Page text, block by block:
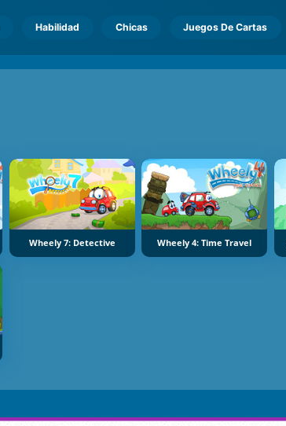
Habilidad Chicas Juegos De Cartas
Wheely 7: Detective Wheely 4: Time Travel